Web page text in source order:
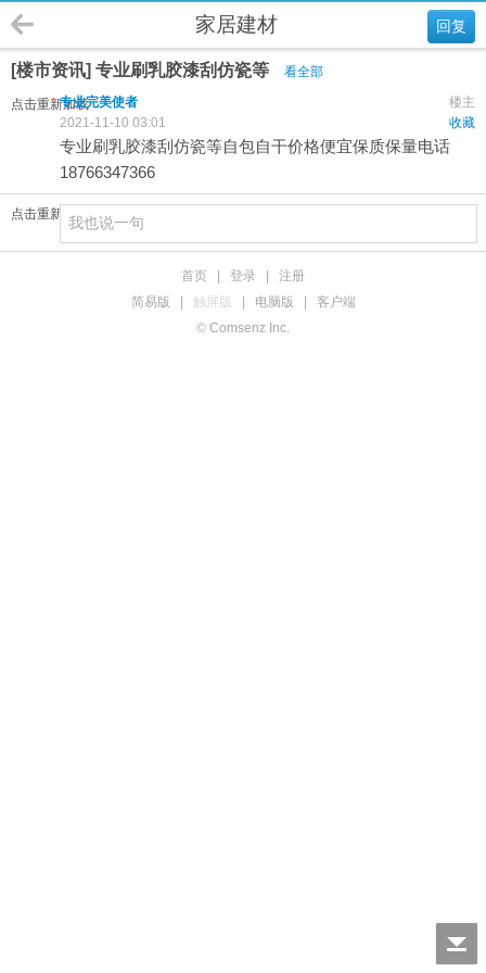
回复
家居建材
[楼市资讯] 专业刷乳胶漆刮仿瓷等 看全部
点击重新加载 楼主
专业完美使者
收藏
2021-11-10 03:01
专业刷乳胶漆刮仿瓷等自包自干价格便宜保质保量电话
18766347366
点击重新加载
首页 登录
注册
简易版
触屏版 电脑版
客户端
© Comsenz Inc.